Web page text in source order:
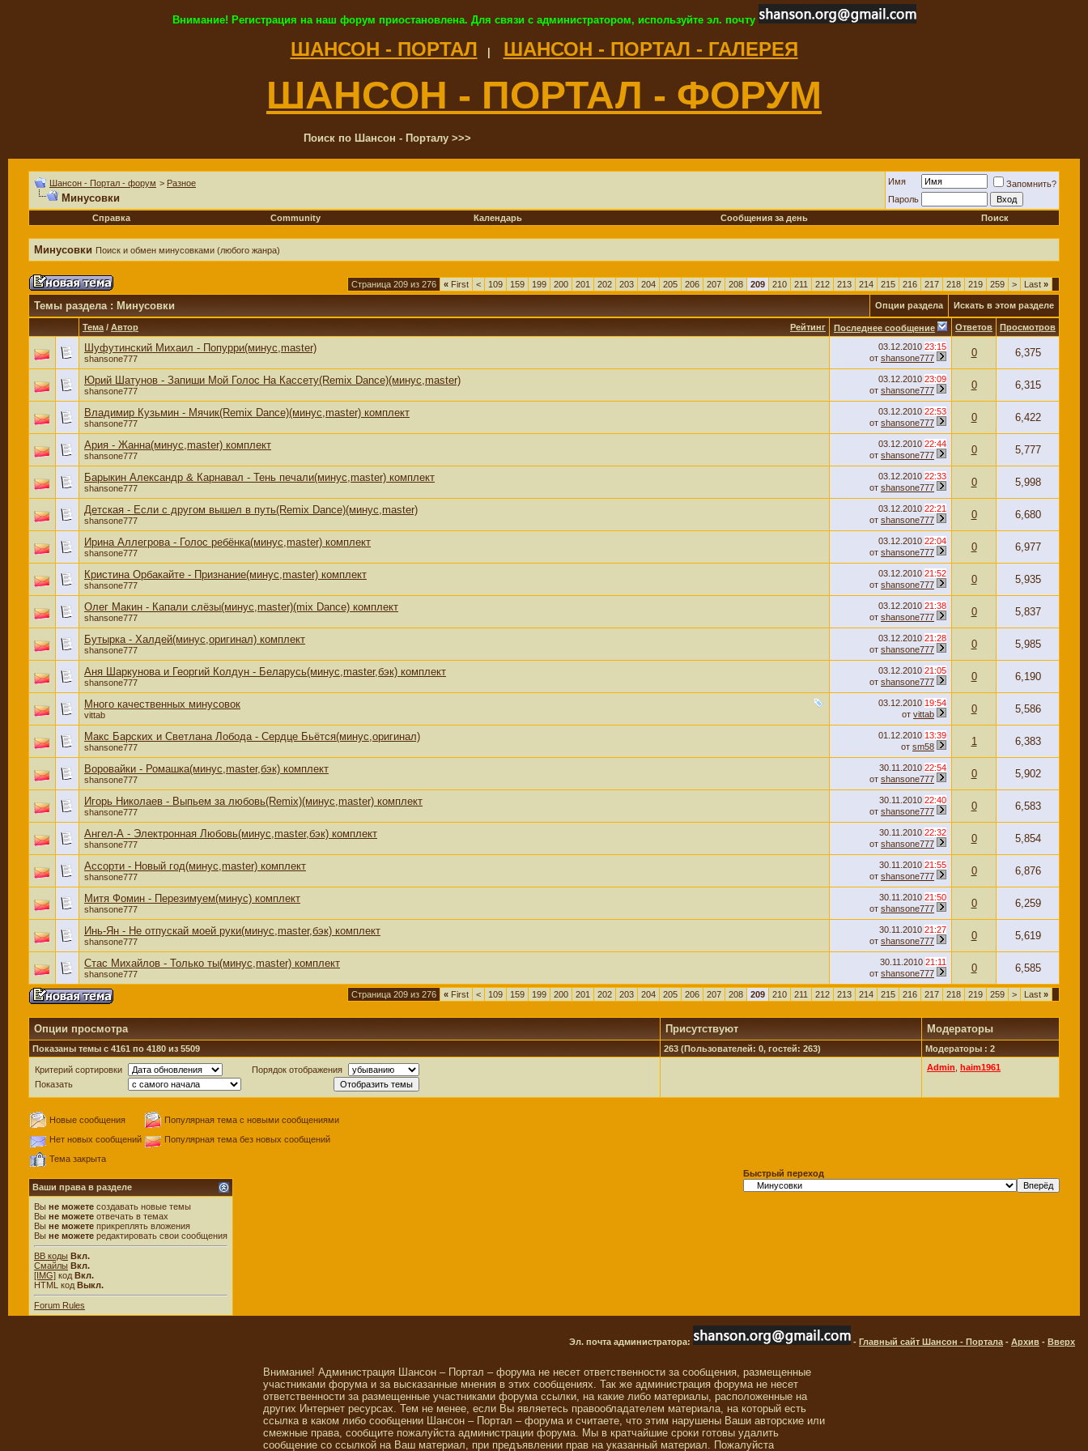
Внимание! Регистрация на наш форум приостановлена. Для связи с администратором, используйте эл. почту
ШАНСОН - ПОРТАЛ ШАНСОН - ПОРТАЛ - ГАЛЕРЕЯ
ШАНСОН - ПОРТАЛ - ФОРУМ
Поиск по Шансон - Порталу >>>
Шансон - Портал - форум > Разное
Минусовки
Имя
Запомнить?
Пароль
Справка
Community Календарь Сообщения за день Поиск
Минусовки Поиск и обмен минусовками (любого жанра)
Страница 209 из 276 « First < 109 159 199 200 201 202 203 204 205 206 207 208 209 210 211 212 213 214 215 216 217 218 219 259 > Last »
Темы раздела: Минусовки Опции раздела Искать в этом разделе
Рейтинг
Тема / Автор Последнее сообщение Ответов Просмотров
Шуфутинский Михаил - Попурри(минус,master)
shansone777
03.12.2010 23:15
от shansone777 0 6,375
Юрий Шатунов - Запиши Мой Голос На Кассету(Remix Dance)(минус,master)
shansone777
03.12.2010 23:09
от shansone777 0 6,315
Владимир Кузьмин - Мячик(Remix Dance)(минус,master) комплект
shansone777
03.12.2010 22:53
от shansone777 0 6,422
Ария - Жанна(минус,master) комплект
shansone777
03.12.2010 22:44
от shansone777 0 5,777
Барыкин Александр & Карнавал - Тень печали(минус,master) комплект
shansone777
03.12.2010 22:33
от shansone777 0 5,998
Детская - Если с другом вышел в путь(Remix Dance)(минус,master)
shansone777
03.12.2010 22:21
от shansone777 0 6,680
Ирина Аллегрова - Голос ребёнка(минус,master) комплект
shansone777
03.12.2010 22:04
от shansone777 0 6,977
Кристина Орбакайте - Признание(минус,master) комплект
shansone777
03.12.2010 21:52
от shansone777 0 5,935
Олег Макин - Капали слёзы(минус,master)(mix Dance) комплект
shansone777
03.12.2010 21:38
от shansone777 0 5,837
Бутырка - Халдей(минус,оригинал) комплект
shansone777
03.12.2010 21:28
от shansone777 0 5,985
Аня Шаркунова и Георгий Колдун - Беларусь(минус,master,бэк) комплект
shansone777
03.12.2010 21:05
от shansone777 0 6,190
Много качественных минусовок
vittab
03.12.2010 19:54
от vittab 0 5,586
Макс Барских и Светлана Лобода - Сердце Бьётся(минус,оригинал)
shansone777
01.12.2010 13:39
от sm58 1 6,383
Воровайки - Ромашка(минус,master,бэк) комплект
shansone777
30.11.2010 22:54
от shansone777 0 5,902
Игорь Николаев - Выпьем за любовь(Remix)(минус,master) комплект
shansone777
30.11.2010 22:40
от shansone777 0 6,583
Ангел-А - Электронная Любовь(минус,master,бэк) комплект
shansone777
30.11.2010 22:32
от shansone777 0 5,854
Ассорти - Новый год(минус,master) комплект
shansone777
30.11.2010 21:55
от shansone777 0 6,876
Митя Фомин - Перезимуем(минус) комплект
shansone777
30.11.2010 21:50
от shansone777 0 6,259
Инь-Ян - Не отпускай моей руки(минус,master,бэк) комплект
shansone777
30.11.2010 21:27
от shansone777 0 5,619
Стас Михайлов - Только ты(минус,master) комплект
shansone777
30.11.2010 21:11
от shansone777 0 6,585
Страница 209 из 276 « First < 109 159 199 200 201 202 203 204 205 206 207 208 209 210 211 212 213 214 215 216 217 218 219 259 > Last »
Опции просмотра Присутствуют Модераторы
Показаны темы с 4161 по 4180 из 5509 263 (Пользователей: 0, гостей: 263) Модераторы : 2
Критерий сортировки
Порядок отображения
Показать
Admin haim1961
Новые сообщения
Популярная тема с новыми сообщениями
Нет новых сообщений
Популярная тема без новых сообщений
Тема закрыта
Ваши права в разделе
Вы не можете создавать новые темы
Вы не можете отвечать в темах
Вы не можете прикреплять вложения
Вы не можете редактировать свои сообщения
BB коды Вкл.
Смайлы Вкл.
[IMG] код Вкл.
HTML код Выкл.
Forum Rules
Быстрый переход
Эл. почта администратора: - Главный сайт Шансон - Портала - Архив - Вверх
Внимание! Администрация Шансон – Портал – форума не несет ответственности за сообщения, размещенные
участниками форума и за высказанные мнения в этих сообщениях. Так же администрация форума не несет
ответственности за размещенные участниками форума ссылки, на какие либо материалы, расположенные на
других Интернет ресурсах. Тем не менее, если Вы являетесь правообладателем материала, на который есть
ссылка в каком либо сообщении Шансон – Портал – форума и считаете, что этим нарушены Ваши авторские или
смежные права, сообщите пожалуйста администрации форума. Мы в кратчайшие сроки готовы удалить
сообщение со ссылкой на Ваш материал, при предъявлении прав на указанный материал. Пожалуйста